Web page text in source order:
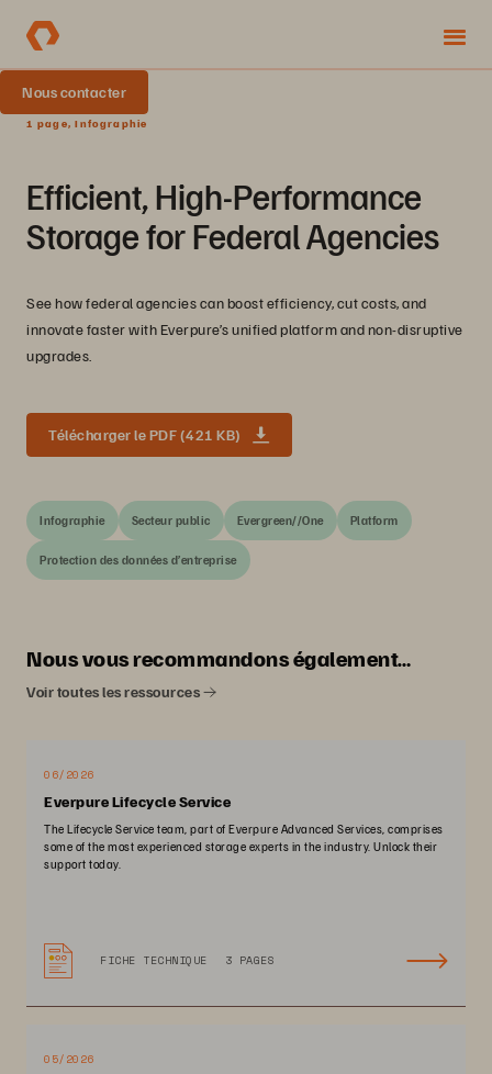
Nous contacter
1 page, Infographie
Efficient, High-Performance
Storage for Federal Agencies
See how federal agencies can boost efficiency, cut costs, and
innovate faster with Everpure’s unified platform and non-disruptive
upgrades.
Télécharger le PDF (421 KB)
Infographie Secteur public Evergreen//One Platform
Protection des données d’entreprise
Nous vous recommandons également…
Voir toutes les ressources
06/2026
Everpure Lifecycle Service
The Lifecycle Service team, part of Everpure Advanced Services, comprises
some of the most experienced storage experts in the industry. Unlock their
support today.
FICHE TECHNIQUE 3 PAGES
05/2026